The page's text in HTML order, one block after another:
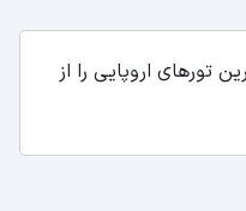
تورهای اروپایی را از